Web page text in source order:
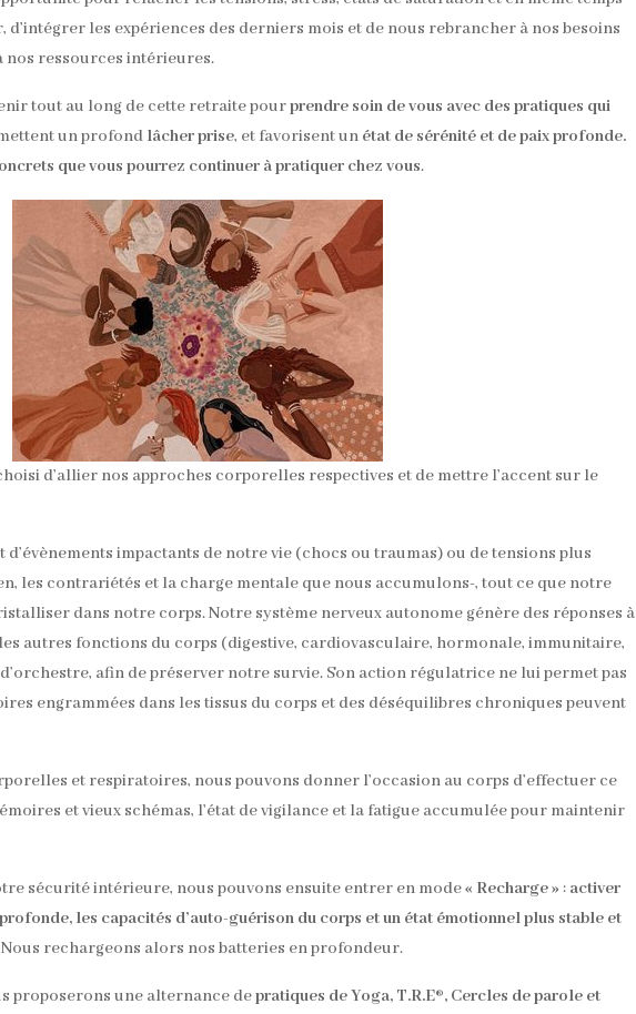
les expériences des derniers mois et de nous rebrancher à nos besoins
ressources intérieures.
tout au long de cette retraite pourprendre soin de vous avec des pratiques qui
un profond lâcher prise, et favorisent un état de sérénité et de paix profonde.
que vous pourrez continuer à pratiquer chez vous.
d’allier nos approches corporelles respectives et de mettre l’accent sur le
d’évènements impactants de notre vie (chocs ou traumas) ou de tensions plus
les contrariétés et la charge mentale que nous accumulons-, tout ce que notre
dans notre corps. Notre système nerveux autonome génère des réponses à
autres fonctions du corps (digestive, cardiovasculaire, hormonale, immunitaire,
afin de préserver notre survie. Son action régulatrice ne lui permet pas
engrammées dans les tissus du corps et des déséquilibres chroniques peuvent
et respiratoires, nous pouvons donner l’occasion au corps d’effectuer ce
et vieux schémas, l’état de vigilance et la fatigue accumulée pour maintenir
sécurité intérieure, nous pouvons ensuite entrer en mode« Recharge » : activer
les capacités d’auto-guérison du corps et un état émotionnel plus stable et
Nous rechargeons alors nos batteries en profondeur.
proposerons une alternance depratiques de Yoga, T.R.E®, Cercles de parole et